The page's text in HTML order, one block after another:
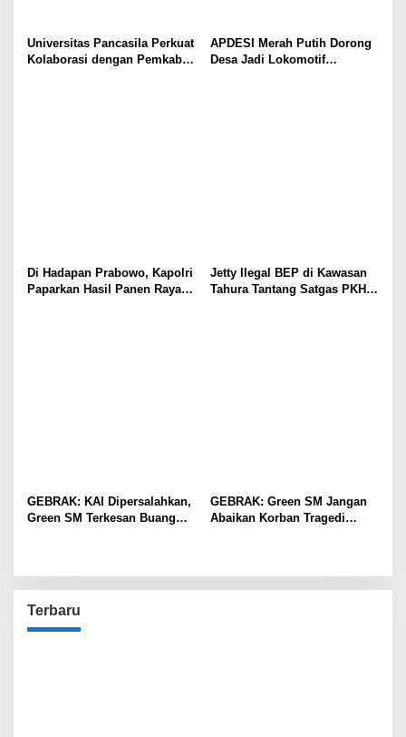
Universitas Pancasila Perkuat
Kolaborasi dengan Pemkab
APDESI Merah Putih Dorong
Desa Jadi Lokomotif
Di Hadapan Prabowo, Kapolri
Paparkan Hasil Panen Raya
Jetty Ilegal BEP di Kawasan
Tahura Tantang Satgas PKH,
GEBRAK: KAI Dipersalahkan,
Green SM Terkesan Buang
GEBRAK: Green SM Jangan
Abaikan Korban Tragedi
Terbaru